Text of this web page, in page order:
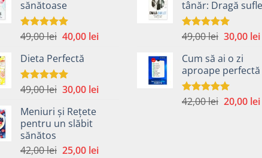
fost:
59,00 lei.
sănătoase
Evaluat la
49,00lei Prețul
a
fost:
49,00 lei.
40,00 leiPrețul
Dieta Perfectă
Evaluat la
49,00lei Prețul
a
fost:
30,00 leiPrețul
Meniuri și Rețete
pentru un slăbit
sănătos
42,00lei Prețul
25,00 leiPrețul
fost:
59,00 lei.
tânăr: Dragă
Evaluat la
49,00lei Prețul
a
fost:
49,00 lei.
30,00 lei
Cum să ai o zi
aproape perfectă
Evaluat la
42,00lei Prețul
20,00 lei